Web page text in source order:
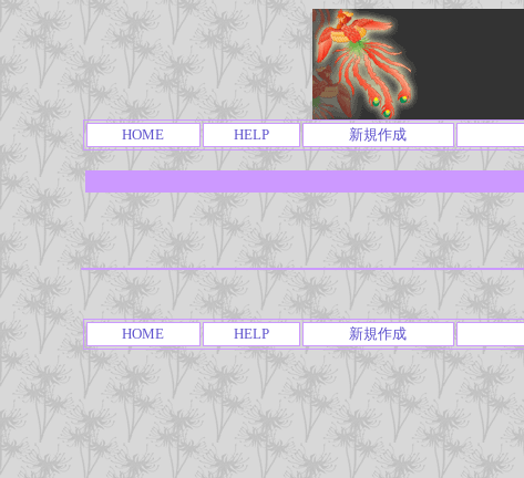
HOME HELP 新規作成
HOME HELP 新規作成